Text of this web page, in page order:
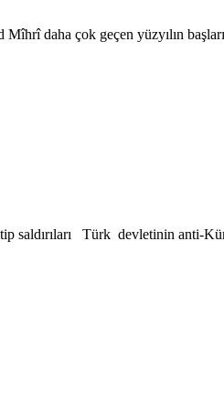
daha çok geçen yüzyılın
saldırıları Türk devletinin anti-